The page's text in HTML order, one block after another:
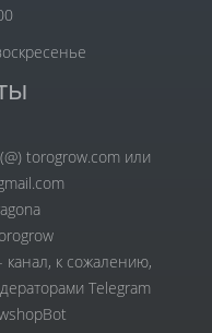
torogrow.com или
к сожалению,
Telegram